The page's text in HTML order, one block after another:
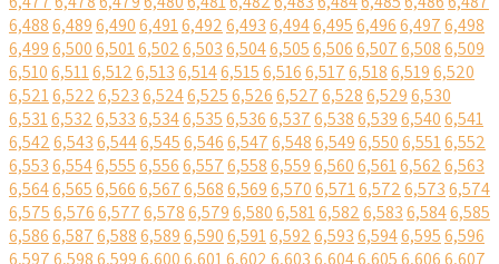
6,4886,4896,4906,4916,4926,4936,4946,4956,4966,4976,498
6,4996,5006,5016,5026,5036,5046,5056,5066,5076,5086,509
6,5106,5116,5126,5136,5146,5156,5166,5176,5186,5196,520
6,5216,5226,5236,5246,5256,5266,5276,5286,5296,530
6,5316,5326,5336,5346,5356,5366,5376,5386,5396,5406,541
6,5426,5436,5446,5456,5466,5476,5486,5496,5506,5516,552
6,5536,5546,5556,5566,5576,5586,5596,5606,5616,5626,563
6,5646,5656,5666,5676,5686,5696,5706,5716,5726,5736,574
6,5756,5766,5776,5786,5796,5806,5816,5826,5836,5846,585
6,5866,5876,5886,5896,5906,5916,5926,5936,5946,5956,596